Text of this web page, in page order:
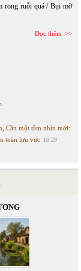
rong ruỗi quá / Bụi mờ
Đọc thêm
Cần một tầm nhìn mới:
toàn lưu vực 10:29